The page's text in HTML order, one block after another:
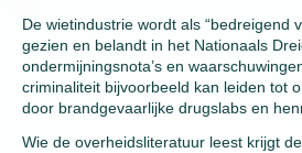
De wietindustrie wordt als “bedreigend
gezien en belandt in het Nationaals
ondermijningsnota’s en
criminaliteit bijvoorbeeld kan leiden tot
door brandgevaarlijke drugslabs en
Wie de overheidsliteratuur leest krijgt